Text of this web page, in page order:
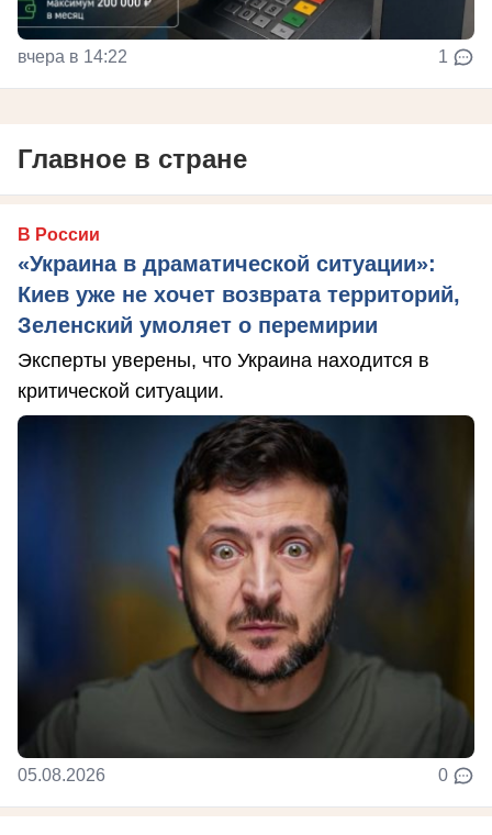
вчера в 14:22 1
Главное в стране
В России
«Украина в драматической ситуации»:
Киев уже не хочет возврата территорий,
Зеленский умоляет о перемирии
Эксперты уверены, что Украина находится в
критической ситуации.
05.08.2026 0